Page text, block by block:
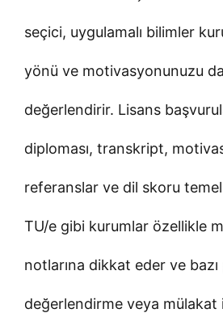
seçici, uygulamalı bilimler
yönü ve motivasyonunuzu
değerlendirir. Lisans
diploması, transkript,
referanslar ve dil skoru temel
TU/e gibi kurumlar özellikle
notlarına dikkat eder ve
değerlendirme veya mülakat